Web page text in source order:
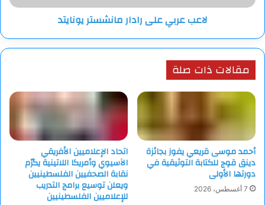
لاعب عربي على رادار مانشستر يونايتد
مقالات ذات صلة
أحمد موسى قريعي يفوز بجائزة
دينق قوج للكتابة التوثيقية في
دورتها الأولى
7 أغسطس، 2026
اتحاد الإعلاميين الأفريقي
الآسيوي وأمريكا اللاتينية يكرّم
نقابة الصحفيين الفلسطينيين
ويعلن توسيع برامج التدريب
للإعلاميين الفلسطينيين